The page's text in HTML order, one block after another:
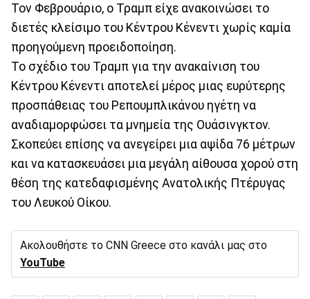
Τον Φεβρουάριο, ο Τραμπ είχε ανακοινώσει το
διετές κλείσιμο του Κέντρου Κένεντι χωρίς καμία
προηγούμενη προειδοποίηση.
Το σχέδιο του Τραμπ για την ανακαίνιση του
Κέντρου Κένεντι αποτελεί μέρος μιας ευρύτερης
προσπάθειας του Ρεπουμπλικάνου ηγέτη να
αναδιαμορφώσει τα μνημεία της Ουάσινγκτον.
⁠Σκοπεύει επίσης να ανεγείρει μια αψίδα 76 μέτρων
και να κατασκευάσει μια μεγάλη αίθουσα χορού στη
θέση της κατεδαφισμένης Ανατολικής Πτέρυγας
του Λευκού Οίκου.
Ακολουθήστε το CNN Greece στο κανάλι μας στο
YouTube